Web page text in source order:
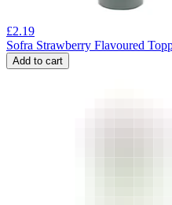
£2.19
Sofra Strawberry Flavoured
Add to cart